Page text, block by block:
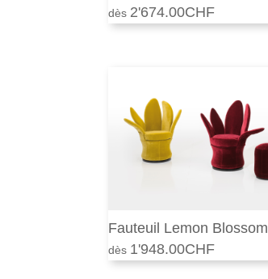
2'674.00CHF
Fauteuil Lemon Blossom
1'948.00CHF